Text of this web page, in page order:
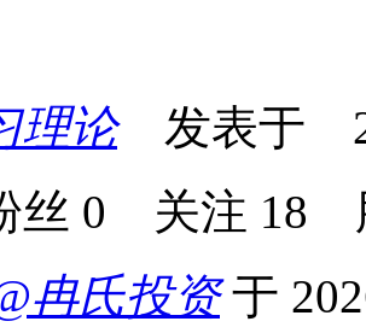
理论发表于
0 关注 18
冉氏投资 于